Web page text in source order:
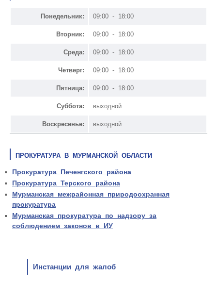
Понедельник: 09:00 - 18:00
Вторник: 09:00 - 18:00
Среда: 09:00 - 18:00
Четверг: 09:00 - 18:00
Пятница: 09:00 - 18:00
Суббота: выходной
Воскресенье: выходной
ПРОКУРАТУРА В МУРМАНСКОЙ ОБЛАСТИ
Прокуратура Печенгского района
Прокуратура Терского района
Мурманская межрайонная природоохранная
прокуратура
Мурманская прокуратура по надзору за
соблюдением законов в ИУ
Инстанции для жалоб